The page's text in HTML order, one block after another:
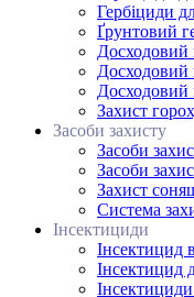
Гербіциди
Ґрунтовий
Досходовий
Досходовий
Досходовий
Захист
Засоби захисту
Засоби
Засоби
Захист
Система
Інсектициди
Інсектицид
Інсектицид